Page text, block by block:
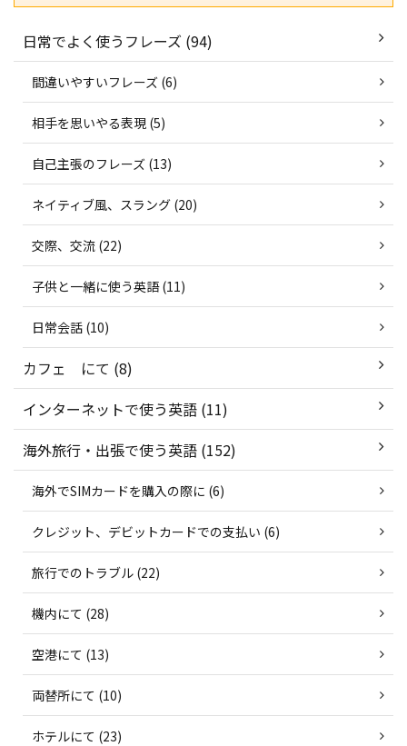
日常でよく使うフレーズ (94)
間違いやすいフレーズ (6)
相手を思いやる表現 (5)
自己主張のフレーズ (13)
ネイティブ風、スラング (20)
交際、交流 (22)
子供と一緒に使う英語 (11)
日常会話 (10)
カフェ にて (8)
インターネットで使う英語 (11)
海外旅行・出張で使う英語 (152)
海外でSIMカードを購入の際に (6)
クレジット、デビットカードでの支払い (6)
旅行でのトラブル (22)
機内にて (28)
空港にて (13)
両替所にて (10)
ホテルにて (23)